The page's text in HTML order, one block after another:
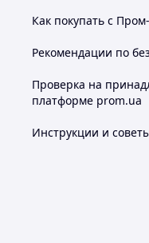
Как покупать с
Рекомендации по
Проверка на
платформе prom.ua
Инструкции и